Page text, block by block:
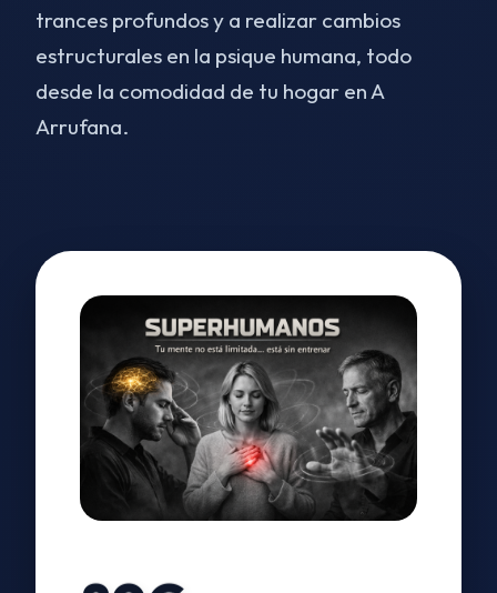
trances profundos y a realizar cambios
estructurales en la psique humana, todo
desde la comodidad de tu hogar en A
Arrufana.